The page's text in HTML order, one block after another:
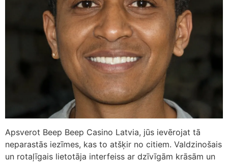
Apsverot Beep Beep Casino Latvia, jūs ievērojat tā
neparastās iezīmes, kas to atšķir no citiem. Valdzinošais
un rotaļīgais lietotāja interfeiss ar dzīvīgām krāsām un